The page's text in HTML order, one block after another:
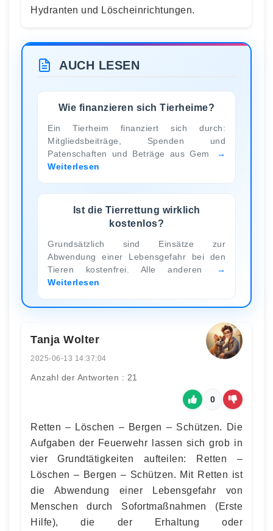
Hydranten und Löscheinrichtungen.
AUCH LESEN
Wie finanzieren sich Tierheime?
Ein Tierheim finanziert sich durch:
Mitgliedsbeiträge, Spenden und
Patenschaften und Beträge aus Gem
Weiterlesen
Ist die Tierrettung wirklich
kostenlos?
Grundsätzlich sind Einsätze zur
Abwendung einer Lebensgefahr bei den
Tieren kostenfrei. Alle anderen
Weiterlesen
Tanja Wolter
2025-06-13 14:37:04
Anzahl der Antworten : 21
0
Retten – Löschen – Bergen – Schützen. Die
Aufgaben der Feuerwehr lassen sich grob in
vier Grundtätigkeiten aufteilen: Retten –
Löschen – Bergen – Schützen. Mit Retten ist
die Abwendung einer Lebensgefahr von
Menschen durch Sofortmaßnahmen (Erste
Hilfe), die der Erhaltung oder